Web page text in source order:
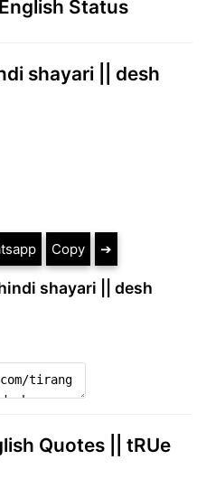
Status
shayari || desh
Copy ➔
shayari || desh
Quotes || tRUe